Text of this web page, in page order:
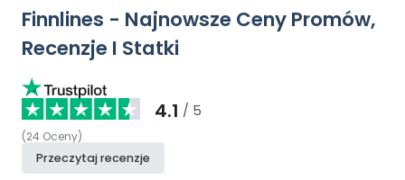
Finnlines - Najnowsze Ceny Promów,
Recenzje I Statki
4.1 / 5
(24 Oceny)
Przeczytaj recenzje